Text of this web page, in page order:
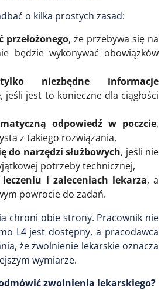
o kilka prostych zasad:
, że przebywa się na
będzie wykonywać obowiązków
niezbędne informacje
, jeśli jest to konieczne dla ciągłości
odpowiedź w poczcie,
z takiego rozwiązania,
do narzędzi służbowych, jeśli nie
potrzeby technicznej,
i zaleceniach lekarza, a
powrocie do zadań.
chroni obie strony. Pracownik nie
L4 jest dostępny, a pracodawca
że zwolnienie lekarskie oznacza
wymiarze.
zwolnienia lekarskiego?